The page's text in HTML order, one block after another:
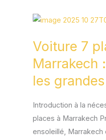
Voiture 7
Marrakech
les
Introduction à la
places à Marrakech
ensoleillé, Marrakech
Voiture
places
à
: